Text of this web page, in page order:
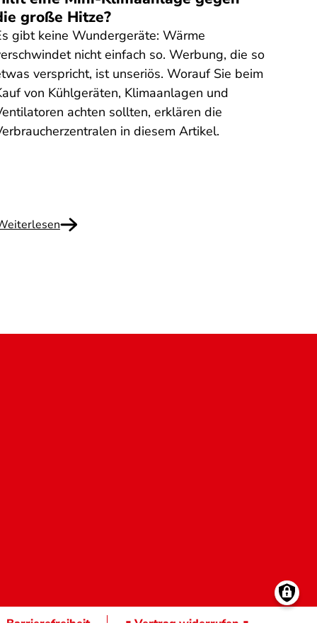
große Hitze?
gibt keine Wundergeräte: Wärme
nicht einfach so. Werbung, die so
verspricht, ist unseriös. Worauf Sie beim
von Kühlgeräten, Klimaanlagen und
achten sollten, erklären die
in diesem Artikel.
Barrierefreiheit ∎ Vertrag widerrufen ∎